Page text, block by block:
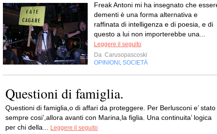
Freak Antoni mi ha insegnato che
dementi è una forma alternativa e
raffinata di intelligenza e di poesia, e di
questo a lui non importerebbe una...
Leggere il seguito
Da Carusopascoski
OPINIONI
SOCIETÀ
Questioni di famiglia.
Questioni di famiglia,o di affari da proteggere. Per Berlusconi e’ stato
sempre cosi’,allora avanti con Marina,la figlia. Una continuita’ logica
per chi della...
Leggere il seguito